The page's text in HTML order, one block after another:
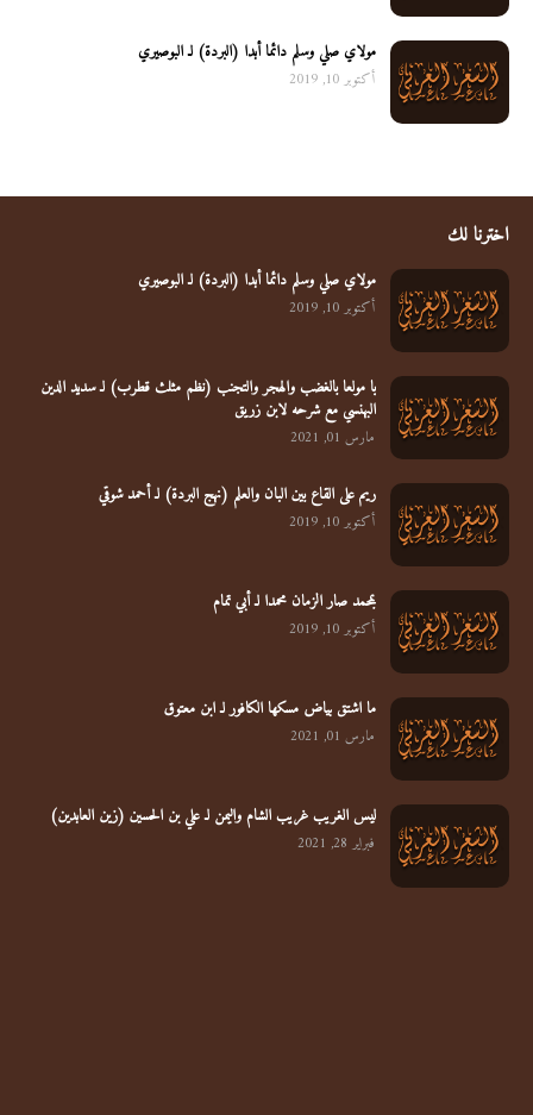
مولاي صلي وسلم دائما أبدا (البردة) لـ البوصيري
أكتوبر 10, 2019
اخترنا لك
مولاي صلي وسلم دائما أبدا (البردة) لـ البوصيري
أكتوبر 10, 2019
يا مولعا بالغضب والهجر والتجنب (نظم مثلث قطرب) لـ سديد الدين
البهنسي مع شرحه لابن زريق
مارس 01, 2021
ريم على القاع بين البان والعلم (نهج البردة) لـ أحمد شوقي
أكتوبر 10, 2019
بمحمد صار الزمان محمدا لـ أبي تمام
أكتوبر 10, 2019
ما اشتق بياض مسكها الكافور لـ ابن معتوق
مارس 01, 2021
ليس الغريب غريب الشام واليمن لـ علي بن الحسين (زين العابدين)
فبراير 28, 2021